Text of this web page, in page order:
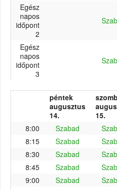
Egész
napos
időpont
2
Egész
napos
időpont
3
péntek
augusztus
14.
15.
8:00
Szabad
8:15
Szabad
8:30
Szabad
8:45
Szabad
9:00
Szabad